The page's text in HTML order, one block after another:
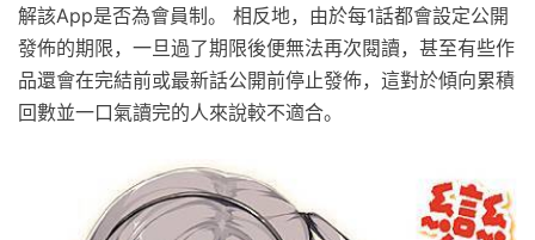
解該App是否為會員制。 相反地，由於每1話都會設定公開
發佈的期限，一旦過了期限後便無法再次閱讀，甚至有些作
品還會在完結前或最新話公開前停止發佈，這對於傾向累積
回數並一口氣讀完的人來說較不適合。